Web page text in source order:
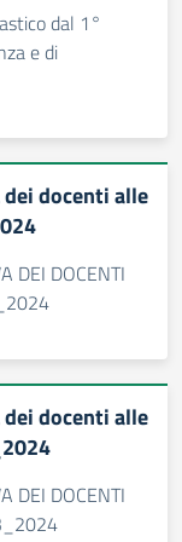
dal 1°
e di
docenti alle
DEI DOCENTI
docenti alle
DEI DOCENTI